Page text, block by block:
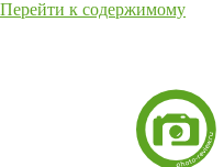
Перейти к содержимому